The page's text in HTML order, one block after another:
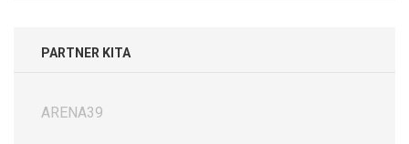
PARTNER KITA
ARENA39